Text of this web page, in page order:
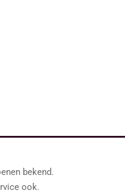
bekend.
ook.